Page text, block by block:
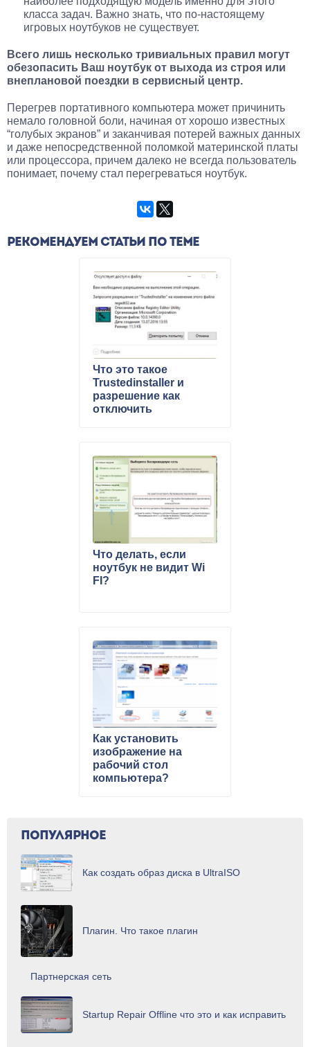
класса задач. Важно знать, что по-настоящему
игровых ноутбуков не существует.
Всего лишь несколько тривиальных правил могут
обезопасить Ваш ноутбук от выхода из строя или
внеплановой поездки в сервисный центр.
Перегрев портативного компьютера может причинить
немало головной боли, начиная от хорошо известных
“голубых экранов” и заканчивая потерей важных данных
и даже непосредственной поломкой материнской платы
или процессора, причем далеко не всегда пользователь
понимает, почему стал перегреваться ноутбук.
РЕКОМЕНДУЕМ СТАТЬИ ПО ТЕМЕ
Что это такое
Trustedinstaller и
разрешение как
отключить
Что делать, если
ноутбук не видит Wi
FI?
Как установить
изображение на
рабочий стол
компьютера?
ПОПУЛЯРНОЕ
Как создать образ диска в UltraISO
Плагин. Что такое плагин
Партнерская сеть
Startup Repair Offline что это и как исправить